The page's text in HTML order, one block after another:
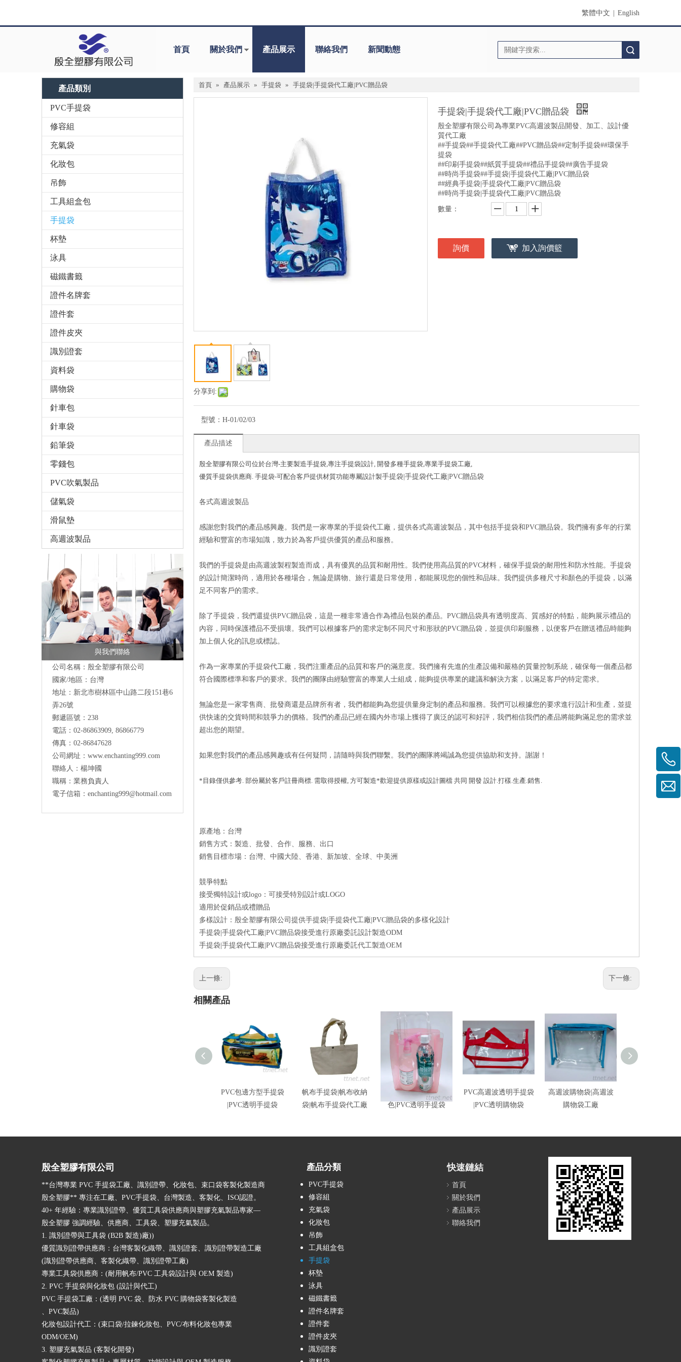
繁體中文 English
首頁 關於我們 產品展示 聯絡我們 新聞動態
產品類別
PVC手提袋
修容組
充氣袋
化妝包
吊飾
工具組盒包
手提袋
杯墊
泳具
磁鐵書籤
證件名牌套
證件套
證件皮夾
識別證套
資料袋
購物袋
針車包
針車袋
鉛筆袋
零錢包
PVC吹氣製品
儲氣袋
滑鼠墊
高週波製品
與我們聯絡
公司名稱：殷全塑膠有限公司
國家/地區：台灣
地址： 新北市樹林區中山路二段151巷6
弄26號
郵遞區號：238
電話：02-86863909, 86866779
傳真：02-86847628
公司網址：www.enchanting999.com
聯絡人：楊坤國
職稱：業務負責人
電子信箱：enchanting999@hotmail.com
首頁 » 產品展示 » 手提袋 » 手提袋|手提袋代工廠|PVC贈品袋
分享到:
手提袋|手提袋代工廠|PVC贈品袋
殷全塑膠有限公司為專業PVC高週波製品開發、加工、設計優
質代工廠
##手提袋##手提袋代工廠##PVC贈品袋##定制手提袋##環保手
提袋
##印刷手提袋##紙質手提袋##禮品手提袋##廣告手提袋
##時尚手提袋##手提袋|手提袋代工廠|PVC贈品袋
##經典手提袋|手提袋代工廠|PVC贈品袋
##時尚手提袋|手提袋代工廠|PVC贈品袋
數量：
詢價 加入詢價籃
型號： H-01/02/03
產品描述
殷全塑膠有限公司位於台灣-主要製造手提袋,專注手提袋設計, 開發多種手提袋,專業手提袋工廠,
優質手提袋供應商. 手提袋-可配合客戶提供材質功能專屬設計製手提袋|手提袋代工廠|PVC贈品袋
各式高週波製品
感謝您對我們的產品感興趣。我們是一家專業的手提袋代工廠，提供各式高週波製品，其中包括手提袋和PVC贈品袋。我們擁有多年的行業
經驗和豐富的市場知識，致力於為客戶提供優質的產品和服務。
我們的手提袋是由高週波製程製造而成，具有優異的品質和耐用性。我們使用高品質的PVC材料，確保手提袋的耐用性和防水性能。手提袋
的設計簡潔時尚，適用於各種場合，無論是購物、旅行還是日常使用，都能展現您的個性和品味。我們提供多種尺寸和顏色的手提袋，以滿
足不同客戶的需求。
除了手提袋，我們還提供PVC贈品袋，這是一種非常適合作為禮品包裝的產品。PVC贈品袋具有透明度高、質感好的特點，能夠展示禮品的
內容，同時保護禮品不受損壞。我們可以根據客戶的需求定制不同尺寸和形狀的PVC贈品袋，並提供印刷服務，以便客戶在贈送禮品時能夠
加上個人化的訊息或標誌。
作為一家專業的手提袋代工廠，我們注重產品的品質和客戶的滿意度。我們擁有先進的生產設備和嚴格的質量控制系統，確保每一個產品都
符合國際標準和客戶的要求。我們的團隊由經驗豐富的專業人士組成，能夠提供專業的建議和解決方案，以滿足客戶的特定需求。
無論您是一家零售商、批發商還是品牌所有者，我們都能夠為您提供量身定制的產品和服務。我們可以根據您的要求進行設計和生產，並提
供快速的交貨時間和競爭力的價格。我們的產品已經在國內外市場上獲得了廣泛的認可和好評，我們相信我們的產品將能夠滿足您的需求並
超出您的期望。
如果您對我們的產品感興趣或有任何疑問，請隨時與我們聯繫。我們的團隊將竭誠為您提供協助和支持。謝謝！
*目錄僅供參考. 部份屬於客戶註冊商標. 需取得授權, 方可製造*歡迎提供原樣或設計圖檔 共同 開發 設計.打樣.生產.銷售.
原產地：台灣
銷售方式：製造、批發、合作、服務、出口
銷售目標市場：台灣、中國大陸、香港、新加坡、全球、中美洲
競爭特點
接受獨特設計或logo：可接受特別設計或LOGO
適用於促銷品或禮贈品
多樣設計：殷全塑膠有限公司提供手提袋|手提袋代工廠|PVC贈品袋的多樣化設計
手提袋|手提袋代工廠|PVC贈品袋接受進行原廠委託設計製造ODM
手提袋|手提袋代工廠|PVC贈品袋接受進行原廠委託代工製造OEM
上一條: 下一條:
相關產品
PVC包邊方型手提袋
|PVC透明手提袋
帆布手提袋|帆布收納
袋|帆布手提袋代工廠
高週波手提袋 粉紅
色|PVC透明手提袋
PVC高週波透明手提袋
|PVC透明購物袋
高週波購物袋|高週波
購物袋工廠
殷全塑膠有限公司
**台灣專業 PVC 手提袋工廠、識別證帶、化妝包、束口袋客製化製造商
殷全塑膠** 專注在工廠、PVC手提袋、台灣製造、客製化、ISO認證。
40+ 年經驗：專業識別證帶、優質工具袋供應商與塑膠充氣製品專家—
殷全塑膠 強調經驗、供應商、工具袋、塑膠充氣製品。
1. 識別證帶與工具袋 (B2B 製造)廠))
優質識別證帶供應商：台灣客製化織帶、識別證套、識別證帶製造工廠
(識別證帶供應商、客製化織帶、識別證帶工廠)
專業工具袋供應商：(耐用帆布/PVC 工具袋設計與 OEM 製造)
2. PVC 手提袋與化妝包 (設計與代工)
PVC 手提袋工廠：(透明 PVC 袋、防水 PVC 購物袋客製化製造
、PVC製品)
化妝包設計代工：(束口袋/拉鍊化妝包、PVC/布料化妝包專業
ODM/OEM)
3. 塑膠充氣製品 (客製化開發)
產品分類
PVC手提袋
修容組
充氣袋
化妝包
吊飾
工具組盒包
手提袋
杯墊
泳具
磁鐵書籤
證件名牌套
證件套
證件皮夾
識別證套
快速鏈結
首頁
關於我們
產品展示
聯絡我們